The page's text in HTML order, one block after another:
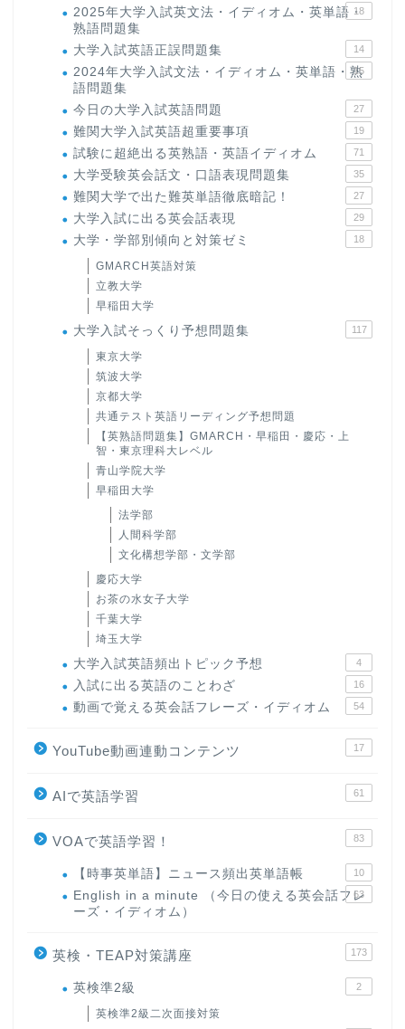
2025年大学入試英文法・イディオム・英単語・
熟語問題集
18
大学入試英語正誤問題集 14
2024年大学入試文法・イディオム・英単語・熟
語問題集
15
今日の大学入試英語問題 27
難関大学入試英語超重要事項 19
試験に超絶出る英熟語・英語イディオム 71
大学受験英会話文・口語表現問題集 35
難関大学で出た難英単語徹底暗記！ 27
大学入試に出る英会話表現 29
大学・学部別傾向と対策ゼミ 18
GMARCH英語対策
立教大学
早稲田大学
大学入試そっくり予想問題集 117
東京大学
筑波大学
京都大学
共通テスト英語リーディング予想問題
【英熟語問題集】GMARCH・早稲田・慶応・上
智・東京理科大レベル
青山学院大学
早稲田大学
法学部
人間科学部
文化構想学部・文学部
慶応大学
お茶の水女子大学
千葉大学
埼玉大学
大学入試英語頻出トピック予想 4
入試に出る英語のことわざ 16
動画で覚える英会話フレーズ・イディオム 54
YouTube動画連動コンテンツ 17
AIで英語学習 61
VOAで英語学習！ 83
【時事英単語】ニュース頻出英単語帳 10
English in a minute （今日の使える英会話フレ
ーズ・イディオム）
63
英検・TEAP対策講座 173
英検準2級 2
英検準2級二次面接対策